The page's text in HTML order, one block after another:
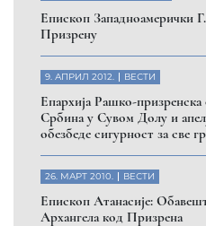
Eпископ Западноамерички
Призрену
9. АПРИЛ 2012. ВЕСТИ
Eпархија Рашко-
Србина у Сувом Долу и
обезбеде сигурност за све
26. МАРТ 2010. ВЕСТИ
Eпископ Атанасије:
Архангела код Призрена